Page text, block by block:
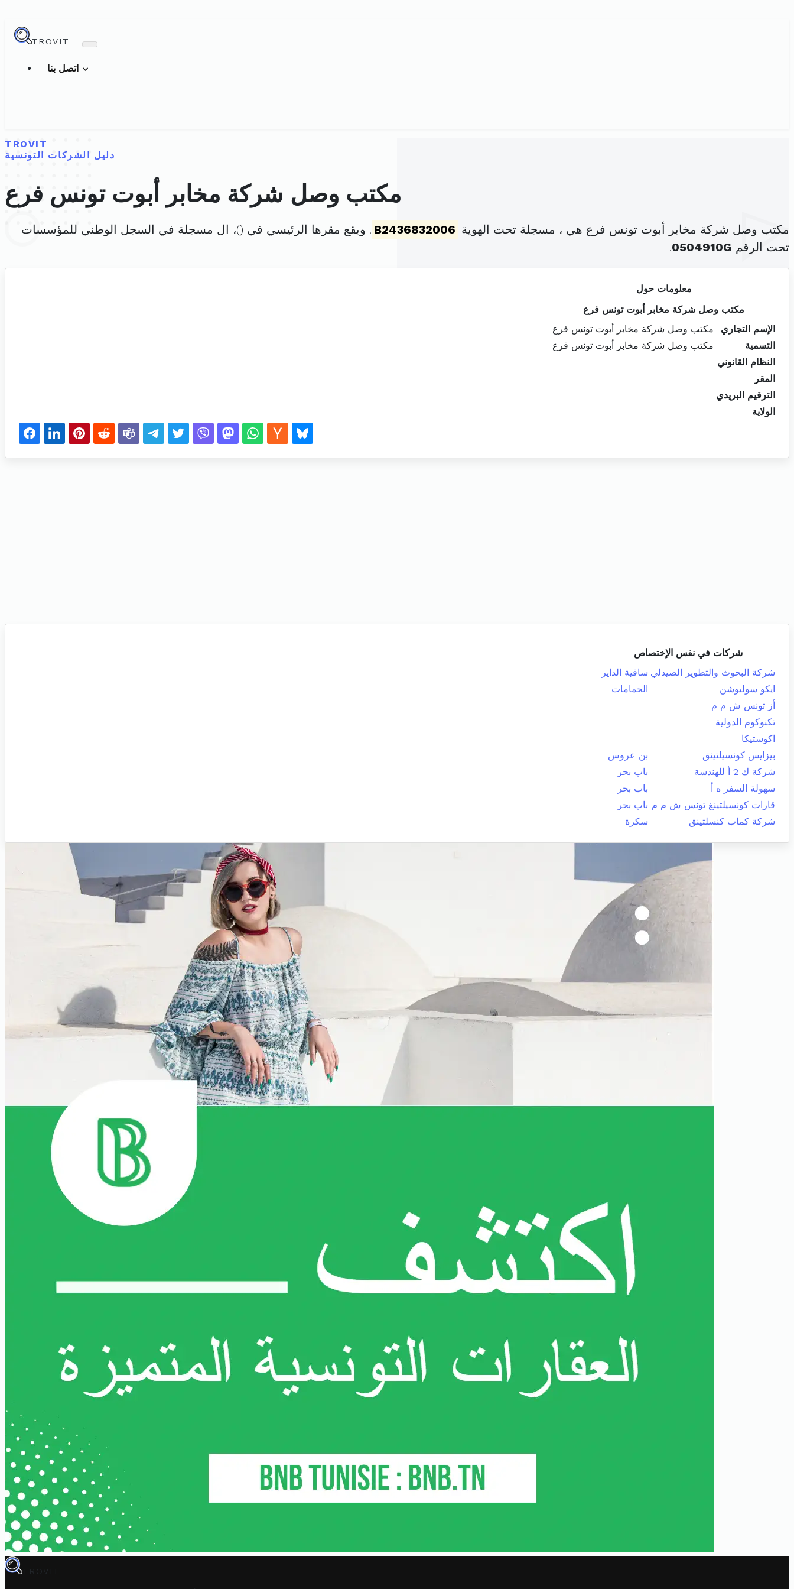
TROVIT
TROVIT
دليل الشركات التونسية
مكتب وصل شركة مخابر أبوت تونس فرع
مكتب وصل شركة مخابر أبوت تونس فرع هي ، مسجلة تحت الهوية B2436832006 . ويقع مقرها الرئيسي في ()، ال مسجلة في السجل الوطني للمؤسسات
تحت الرقم 0504910G
.
معلومات حول
مكتب وصل شركة مخابر أبوت تونس فرع
الإسم التجاري
مكتب وصل شركة مخابر أبوت تونس فرع
التسمية
مكتب وصل شركة مخابر أبوت تونس فرع
النظام القانوني
المقر
الترقيم البريدي
الولاية
شركات في نفس الإختصاص
شركة البحوث والتطوير الصيدلي ساقية الداير
ايكو سوليوشن
الحمامات
أز تونس ش م م
تكنوكوم الدولية
اكوستيكا
بيزايس كونسيلتينق
بن عروس
شركة ك 2 أ للهندسة
باب بحر
سهولة السفر ه أ
باب بحر
قارات كونسيلتينغ تونس ش م م باب بحر
شركة كماب كنسلتينق
سكرة
TROVIT